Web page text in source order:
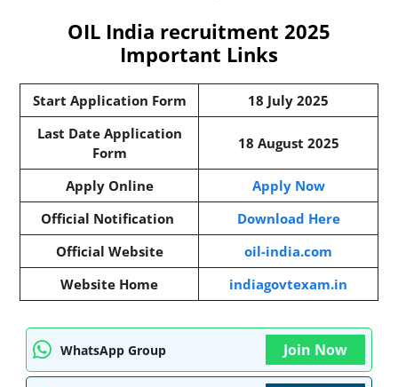
OIL India recruitment 2025
Important Links
Start Application Form
18 July 2025
Last Date Application
Form
18 August 2025
Apply Online
Apply Now
Official Notification
Download Here
Official Website
oil-india.com
Website Home
indiagovtexam.in
WhatsApp Group Join Now